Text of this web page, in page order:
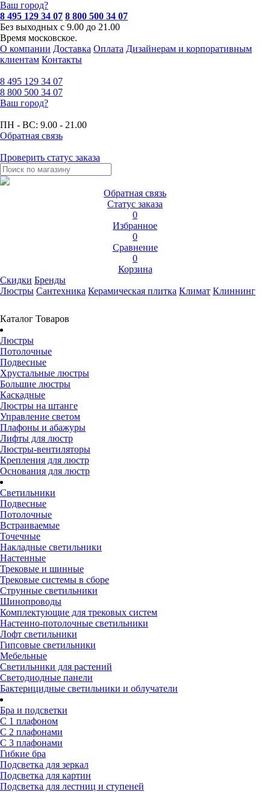
Ваш город?
8 495 129 34 07 8 800 500 34 07
Без выходных с 9.00 до 21.00
Время московское.
О компании Доставка Оплата Дизайнерам и корпоративным
клиентам Контакты
8 495 129 34 07
8 800 500 34 07
Ваш город?
ПН - ВС: 9.00 - 21.00
Обратная связь
Проверить статус заказа
Обратная связь
Статус заказа
0
Избранное
0
Сравнение
0
Корзина
Скидки Бренды
Люстры Сантехника Керамическая плитка Климат Клиннинг
Каталог Товаров
Люстры
Потолочные
Подвесные
Хрустальные люстры
Большие люстры
Каскадные
Люстры на штанге
Управление светом
Плафоны и абажуры
Лифты для люстр
Люстры-вентиляторы
Крепления для люстр
Основания для люстр
Светильники
Подвесные
Потолочные
Встраиваемые
Точечные
Накладные светильники
Настенные
Трековые и шинные
Трековые системы в сборе
Струнные светильники
Шинопроводы
Комплектующие для трековых систем
Настенно-потолочные светильники
Лофт светильники
Гипсовые светильники
Мебельные
Светильники для растений
Светодиодные панели
Бактерицидные светильники и облучатели
Бра и подсветки
С 1 плафоном
С 2 плафонами
С 3 плафонами
Гибкие бра
Подсветка для зеркал
Подсветка для картин
Подсветка для лестниц и ступеней